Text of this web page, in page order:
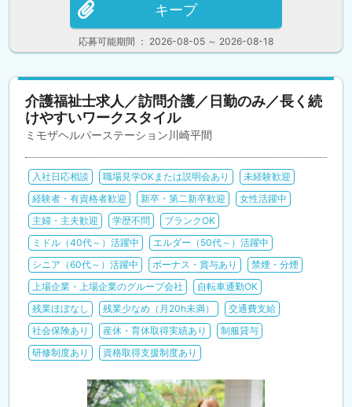
応募可能期間 ： 2026-08-05 ～ 2026-08-18
キープ
介護福祉士求人／訪問介護／日勤のみ／長く続
けやすいワークスタイル
ミモザヘルパーステーション川崎平間
入社日応相談 職場見学OKまたは説明会あり
未経験歓迎
経験者・有資格者歓迎
新卒・第二新卒歓迎
女性活躍中
主婦・主夫歓迎
学歴不問
ブランクOK
ミドル（40代～）活躍中
エルダー（50代～）活躍中
シニア（60代～）活躍中
ボーナス・賞与あり
禁煙・分煙
上場企業・上場企業のグループ会社
自転車通勤OK
残業ほぼなし
残業少なめ（月20h未満）
交通費支給
社会保険あり
産休・育休取得実績あり
制服貸与
研修制度あり
資格取得支援制度あり